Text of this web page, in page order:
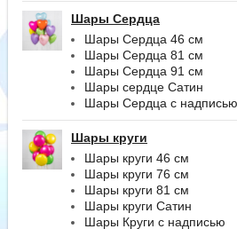
Шары Сердца
Шары Сердца 46 см
Шары Сердца 81 см
Шары Сердца 91 см
Шары сердце Сатин
Шары Сердца с надписью
Шары круги
Шары круги 46 см
Шары круги 76 см
Шары круги 81 см
Шары круги Сатин
Шары Круги с надписью